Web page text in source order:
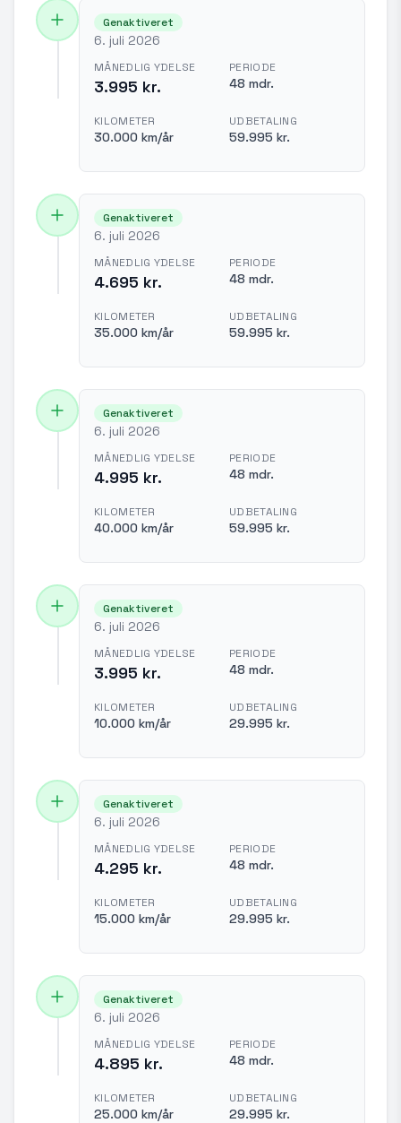
Genaktiveret
6. juli 2026
MÅNEDLIG YDELSE
3.995 kr.
PERIODE
48 mdr.
KILOMETER
30.000 km/år
UDBETALING
59.995 kr.
Genaktiveret
6. juli 2026
MÅNEDLIG YDELSE
4.695 kr.
PERIODE
48 mdr.
KILOMETER
35.000 km/år
UDBETALING
59.995 kr.
Genaktiveret
6. juli 2026
MÅNEDLIG YDELSE
4.995 kr.
PERIODE
48 mdr.
KILOMETER
40.000 km/år
UDBETALING
59.995 kr.
Genaktiveret
6. juli 2026
MÅNEDLIG YDELSE
3.995 kr.
PERIODE
48 mdr.
KILOMETER
10.000 km/år
UDBETALING
29.995 kr.
Genaktiveret
6. juli 2026
MÅNEDLIG YDELSE
4.295 kr.
PERIODE
48 mdr.
KILOMETER
15.000 km/år
UDBETALING
29.995 kr.
Genaktiveret
6. juli 2026
MÅNEDLIG YDELSE
4.895 kr.
PERIODE
48 mdr.
KILOMETER
25.000 km/år
UDBETALING
29.995 kr.